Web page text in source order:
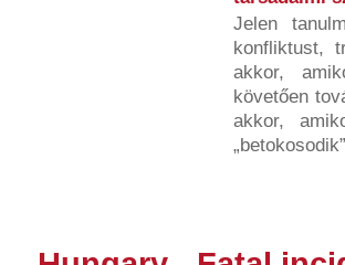
Jelen
konfliktust,
akkor,
követően
akkor,